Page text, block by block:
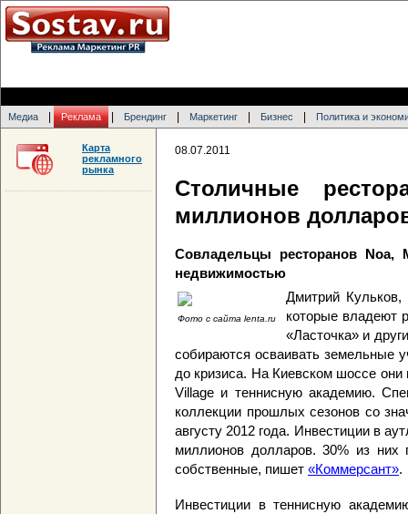
Медиа Реклама Брендинг Маркетинг Бизнес Политика и
08.07.2011
Столичные
миллионов
Совладельцы ресторанов Noa,
недвижимостью
Фото с сайта lenta.ru
Дмитрий
которые владеют
«Ласточка» и
собираются осваивать земельные
до кризиса. На Киевском шоссе они
Village и теннисную академию.
коллекции прошлых сезонов со
августу 2012 года. Инвестиции в
миллионов долларов. 30% из
собственные, пишет «Коммерсант».
Инвестиции в теннисную
Карта
рекламного
рынка